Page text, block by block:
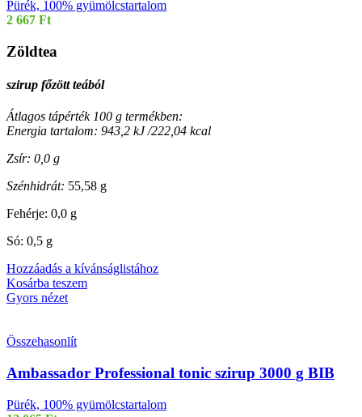
Pürék, 100% gyümölcstartalom
2 667 Ft
Zöldtea
szirup főzött teából
Átlagos tápérték 100 g termékben:
Energia tartalom: 943,2 kJ /222,04 kcal
Zsír: 0,0 g
Szénhidrát: 55,58 g
Fehérje: 0,0 g
Só: 0,5 g
Hozzáadás a kívánságlistához
Kosárba teszem
Gyors nézet
Összehasonlít
Ambassador Professional tonic szirup 3000 g BIB
Pürék, 100% gyümölcstartalom